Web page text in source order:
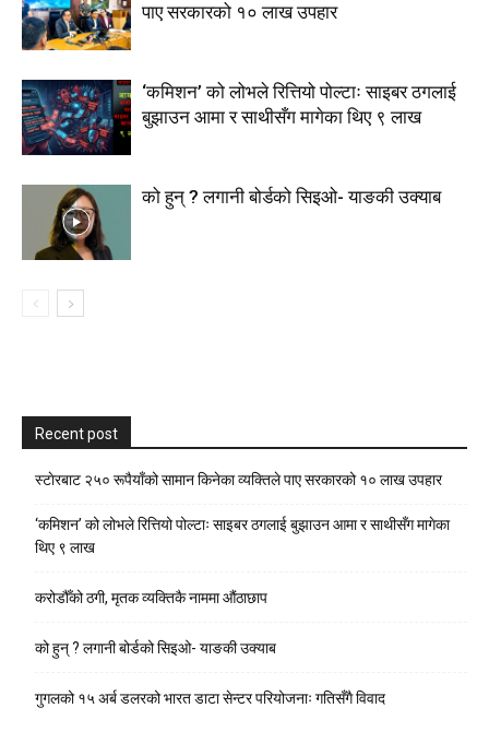
पाए सरकारको १० लाख उपहार
‘कमिशन’ को लोभले रित्तियो पोल्टाः साइबर ठगलाई
बुझाउन आमा र साथीसँग मागेका थिए ९ लाख
को हुन् ? लगानी बोर्डको सिइओ- याङकी उक्याब
Recent post
स्टाेरबाट २५० रूपैयाँको सामान किनेका व्यक्तिले पाए सरकारको १० लाख उपहार
‘कमिशन’ को लोभले रित्तियो पोल्टाः साइबर ठगलाई बुझाउन आमा र साथीसँग मागेका
थिए ९ लाख
करोडौँको ठगी, मृतक व्यक्तिकै नाममा औंठाछाप
को हुन् ? लगानी बोर्डको सिइओ- याङकी उक्याब
गुगलको १५ अर्ब डलरको भारत डाटा सेन्टर परियोजनाः गतिसँगै विवाद